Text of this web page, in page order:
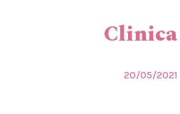
Clinica
20/05/2021